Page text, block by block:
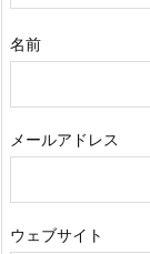
名前
メールアドレス
ウェブサイト